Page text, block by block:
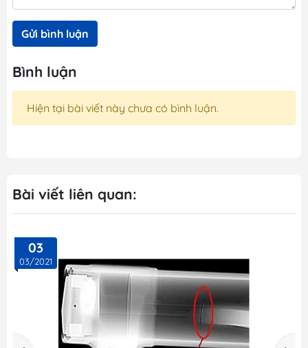
Gửi bình luận
Bình luận
Hiện tại bài viết này chưa có bình luận.
Bài viết liên quan:
03
03/2021